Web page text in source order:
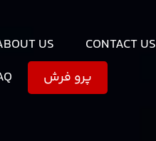
US CONTACT US
پرو فرش